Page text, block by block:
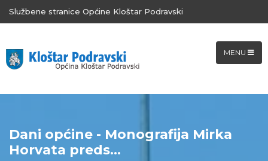
Službene stranice Općine Kloštar Podravski
MENU
Dani općine - Monografija Mirka
Horvata preds...